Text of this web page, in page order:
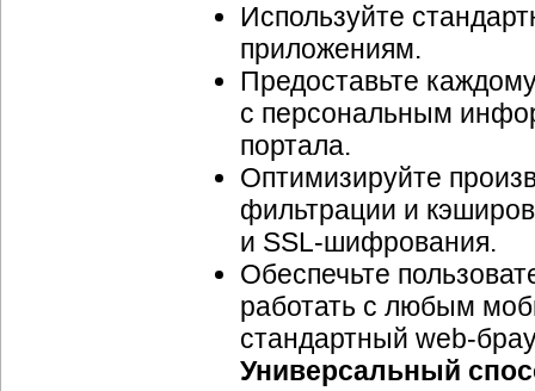
Используйте
приложениям.
Предоставьте
с персональным
портала.
Оптимизируйте
фильтрации и
и SSL-шифрования.
Обеспечьте
работать с любым
стандартный web-
Универсальный